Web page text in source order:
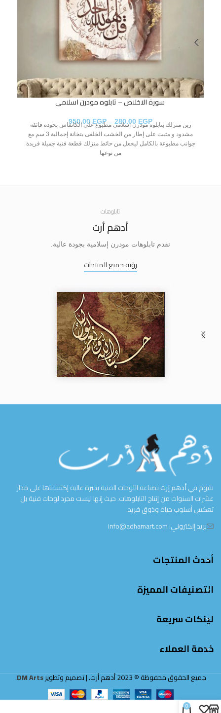
​​​​​​​ سورة الاخلاص – تابلوه مودرن اسلامى
280.00 EGP
–
950.00 EGP
زين منزلك بتابلوه مودرن اسلامى مطبوع على الكانفاس بحودة فائقة
مشدود و مثبت على إطار من الخشب الخلفى بتخانة إجمالية 3 سم مع
جوانب مطبوعة بالكامل ليجعل من حائط منزلك قطعة فنية جميلة فريدة
من نوعها
تابلوهات
أدهم أرت
نقدم تابلوهات مودرن إسلامية بجودة عالية.
رؤية جميع المنتجات
نقوم فيأدهم إرتبصناعة اللوحات الفنية بخبرة عالية إكتسبناها على مدار
عشرات السنوات من إنتاج التابلوهات. حيث إنها ليست مجرد لوحات فنية بل
تعكس أسلوب حياة وذوق فريد.
بريد إلكتروني: info@adhamart.com
أحدث المنتجات
التصنيفات المميزة
لينكات سريعة
خدمة العملاء
جميع الحقوق محفوظة © 2023 أدهم أرت. | تصميم وتطوير DM Arts
.
0